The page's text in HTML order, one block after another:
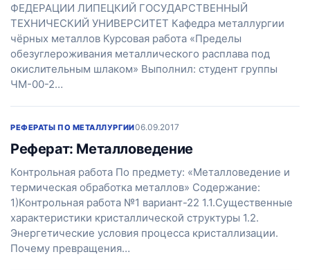
ФЕДЕРАЦИИ ЛИПЕЦКИЙ ГОСУДАРСТВЕННЫЙ
ТЕХНИЧЕСКИЙ УНИВЕРСИТЕТ Кафедра металлургии
чёрных металлов Курсовая работа «Пределы
обезуглероживания металлического расплава под
окислительным шлаком» Выполнил: студент группы
ЧМ-00-2…
РЕФЕРАТЫ ПО МЕТАЛЛУРГИИ06.09.2017
Реферат: Металловедение
Контрольная работа По предмету: «Металловедение и
термическая обработка металлов» Содержание:
1)Контрольная работа №1 вариант-22 1.1.Существенные
характеристики кристаллической структуры 1.2.
Энергетические условия процесса кристаллизации.
Почему превращения…